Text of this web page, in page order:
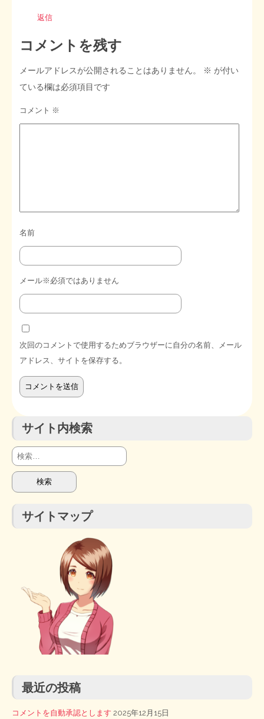
返信
コメントを残す
メールアドレスが公開されることはありません。 ※ が付い
ている欄は必須項目です
コメント ※
名前
メール※必須ではありません
次回のコメントで使用するためブラウザーに自分の名前、メール
アドレス、サイトを保存する。
サイト内検索
検
索:
サイトマップ
最近の投稿
コメントを自動承認とします 2025年12月15日